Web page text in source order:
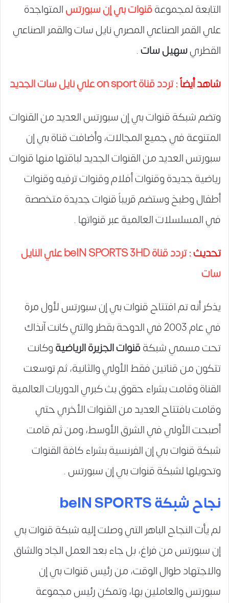
التابعة لمجموعةقنوات بي إن سبورتسالمتواجدة
علي القمر الصناعي المصري نايل سات والقمر الصناعي
القطريسهيل سات.
شاهد أيضاً :تردد قناة on sport علي نايل سات الجديد
وتضم شبكة قنوات بي إن سبورتس العديد من القنوات
المتنوعة في جميع المجالات، وأضافت قناة بي إن
سبورتس العديد من القنوات الجديد لباقتها منها قنوات
رياضية جديدة وقنوات أفلام وقنوات ترفيه وقنوات
أطفال وطبخ وستضم قريباً قنوات جديدة متخصصة
في المسلسلات العالمية عبر قنواتها .
تحديث :
تردد قناة beIN SPORTS 3HD علي النايل
سات
يذكر أنه تم افتتاح قنوات بي إن سبورتس لأول مرة
في عام 2003 في الدوحة بقطر والتي كانت آنذاك
تحت مسمي شبكةقنوات الجزيرة الرياضيةوكانت
تتكون من قناتين فقط الأولي والثانية، ثم توسعت
القناة وقامت بشراء حقوق بث كبري الدوريات العالمية
وقامت بافتتاح العديد من القنوات الأخري حتي
أصبحت الأولي في الشرق الأوسط، ومن ثم قامت
شبكة قنوات بي إن الفرنسية بشراء كافة القنوات
وتحويلها لشبكة قنوات بي إن سبورتس .
نجاح شبكة beIN SPORTS
لم يأت النجاح الباهر التي وصلت إليه شبكة قنوات بي
إن سبورتس من فراغ، بل جاء بعد العمل الجاد والشاق
والاجتهاد طوال الوقت، من رئيس قنوات بي إن
سبورتس والعاملين بها، وتمكن رئيس مجموعة